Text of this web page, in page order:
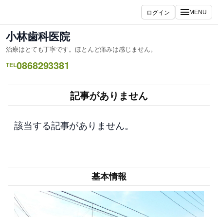
ス
キ
ッ
ログイン MENU
小林歯科医院
治療はとても丁寧です。ほとんど痛みは感じません。
TEL0868293381
記事がありません
該当する記事がありません。
基本情報